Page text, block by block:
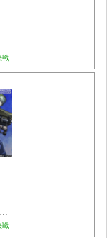
戦
ST｢KABANERI OF THE IRON FORTRESS｣(カバネリATTACK／カバネリBONUSなど)
戦